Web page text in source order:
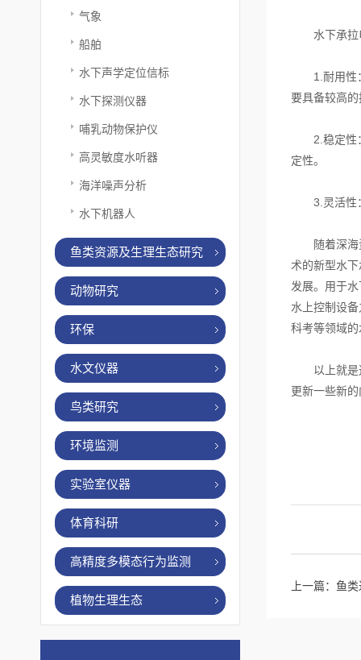
气象
船舶
水下声学定位信标
水下探测仪器
哺乳动物保护仪
高灵敏度水听器
海洋噪声分析
水下机器人
鱼类资源及生理生态研究
动物研究
环保
水文仪器
鸟类研究
环境监测
实验室仪器
体育科研
高精度多模态行为监测
植物生理生态
水下承拉
1.耐用性：
要具备较高
2.稳定性：
定性。
3.灵活性：
随着深海资
术的新型水
发展。用于
水上控制设
科考等领域
以上就是这
更新一些新
上一篇： 鱼